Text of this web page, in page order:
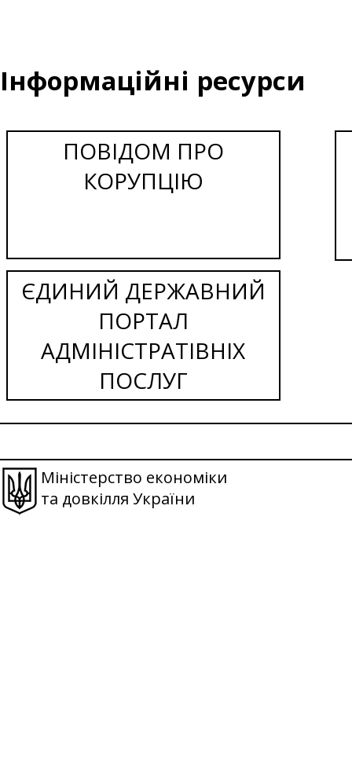
Інформаційні ресурси
ПОВІДОМ ПРО
КОРУПЦІЮ
ЄДИНИЙ ДЕРЖАВНИЙ
ПОРТАЛ
АДМІНІСТРАТІВНІХ
ПОСЛУГ
Міністерство економіки
та довкілля України